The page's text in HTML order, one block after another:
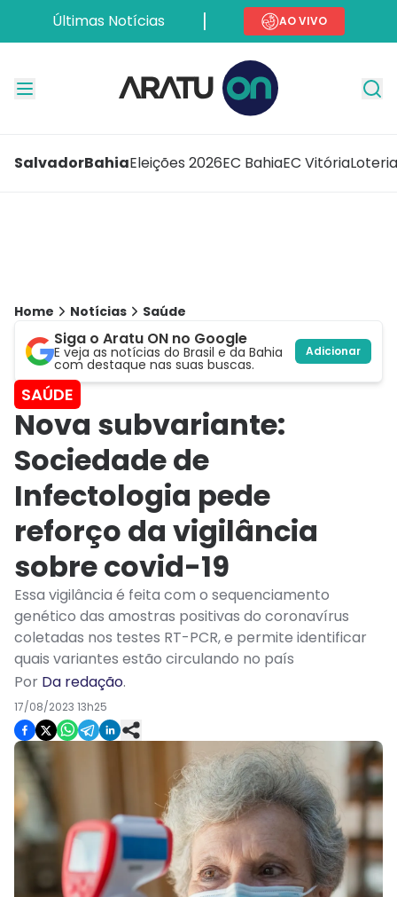
Últimas Notícias AO VIVO
SalvadorBahiaEleições 2026EC BahiaEC Vitória
Home Notícias Saúde
Siga o Aratu ON no Google
E veja as notícias do Brasil e da Bahia
com destaque nas suas buscas.
Adicionar
SAÚDE
Nova subvariante:
Sociedade de
Infectologia pede
reforço da vigilância
sobre covid-19
Essa vigilância é feita com o sequenciamento
genético das amostras positivas do coronavírus
coletadas nos testes RT-PCR, e permite identificar
quais variantes estão circulando no país
Por Da redação.
17/08/2023 13h25